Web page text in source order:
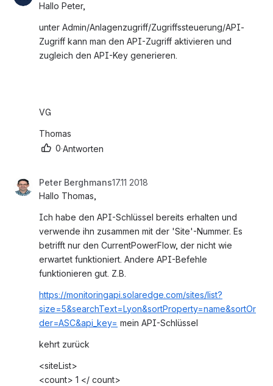
Hallo Peter,
unter Admin/Anlagenzugriff/Zugriffssteuerung/API-
Zugriff kann man den API-Zugriff aktivieren und
zugleich den API-Key generieren.
VG
Thomas
0·Antworten
Peter Berghmans17.11 2018
Hallo Thomas,
Ich habe den API-Schlüssel bereits erhalten und
verwende ihn zusammen mit der 'Site'-Nummer. Es
betrifft nur den CurrentPowerFlow, der nicht wie
erwartet funktioniert. Andere API-Befehle
funktionieren gut. Z.B.
https://monitoringapi.solaredge.com/sites/list?
size=5&searchText=Lyon&sortProperty=name&sortOr
der=ASC&api_key= mein API-Schlüssel
kehrt zurück
<siteList>
<count> 1 </ count>